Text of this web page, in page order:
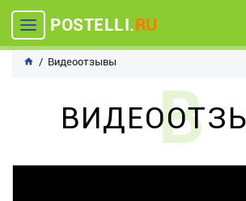
POSTELLI.RU
Видеоотзывы
В